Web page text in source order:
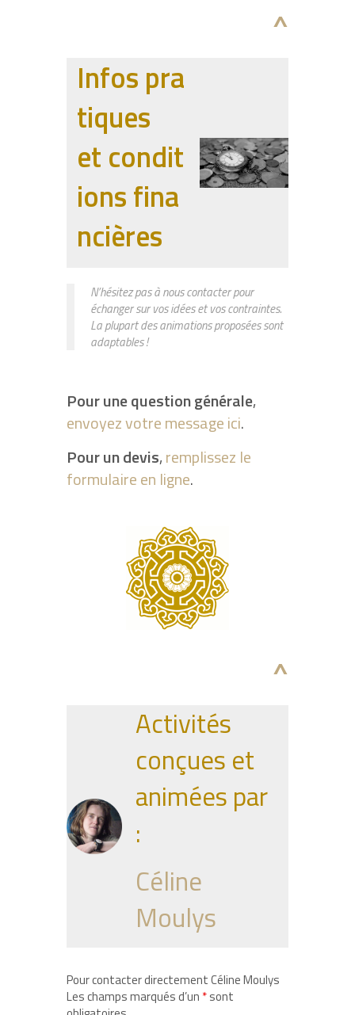
^
Infos pra
tiques
et condit
ions fina
ncières
N’hésitez pas à nous contacter pour
échanger sur vos idées et vos contraintes.
La plupart des animations proposées sont
adaptables !
Pour une question générale,
envoyez votre message ici.
Pour un devis,remplissez le
formulaire en ligne.
^
Activités
conçues et
animées par
:
Céline
Moulys
Pour contacter directement Céline Moulys
Les champs marqués d’un *sont